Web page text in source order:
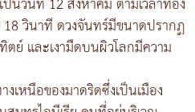
วินาที ดวงจันทร์มีขนาดปรากฏ
ย์ และเงามืดบนผิวโลกมีความ
งเหนือของมาดริดซึ่งเป็นเมือง